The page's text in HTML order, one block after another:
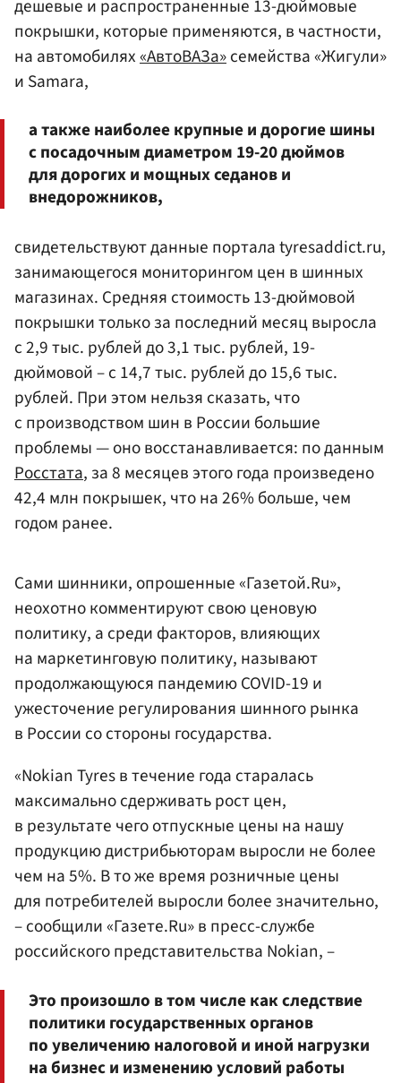
дешевые и распространенные 13-дюймовые
покрышки, которые применяются, в частности,
на автомобилях«АвтоВАЗа»семейства «Жигули»
и Samara,
а также наиболее крупные и дорогие шины
с посадочным диаметром 19-20 дюймов
для дорогих и мощных седанов и
внедорожников,
свидетельствуют данные портала tyresaddict.ru,
занимающегося мониторингом цен в шинных
магазинах. Средняя стоимость 13-дюймовой
покрышки только за последний месяц выросла
с 2,9 тыс. рублей до 3,1 тыс. рублей, 19-
дюймовой – с 14,7 тыс. рублей до 15,6 тыс.
рублей. При этом нельзя сказать, что
с производством шин в России большие
проблемы — оно восстанавливается: по данным
Росстата, за 8 месяцев этого года произведено
42,4 млн покрышек, что на 26% больше, чем
годом ранее.
Сами шинники, опрошенные «Газетой.Ru»,
неохотно комментируют свою ценовую
политику, а среди факторов, влияющих
на маркетинговую политику, называют
продолжающуюся пандемию COVID-19 и
ужесточение регулирования шинного рынка
в России со стороны государства.
«Nokian Tyres в течение года старалась
максимально сдерживать рост цен,
в результате чего отпускные цены на нашу
продукцию дистрибьюторам выросли не более
чем на 5%. В то же время розничные цены
для потребителей выросли более значительно,
– сообщили «Газете.Ru» в пресс-службе
российского представительства Nokian, –
Это произошло в том числе как следствие
политики государственных органов
по увеличению налоговой и иной нагрузки
на бизнес и изменению условий работы